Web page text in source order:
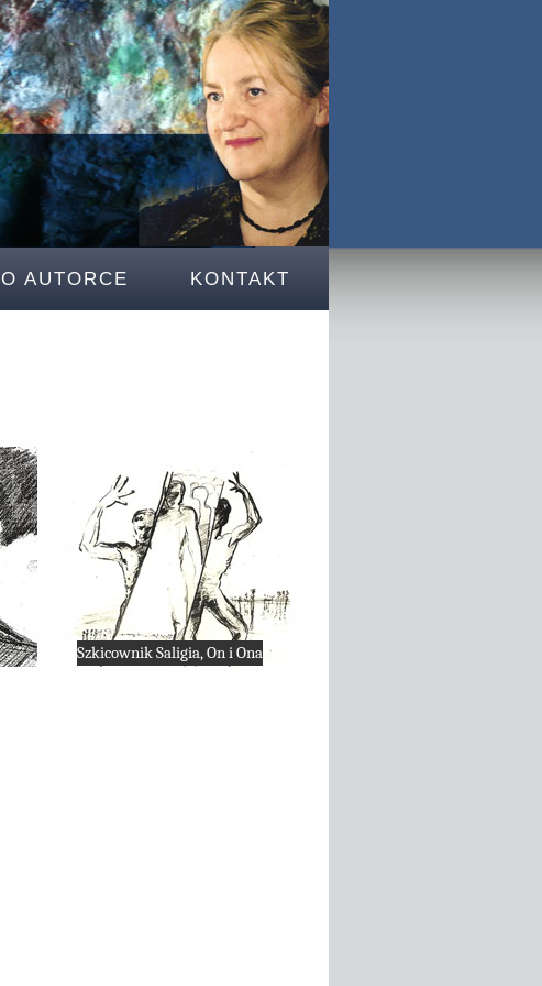
O AUTORCE KONTAKT
Szkicownik Saligia, On i Ona